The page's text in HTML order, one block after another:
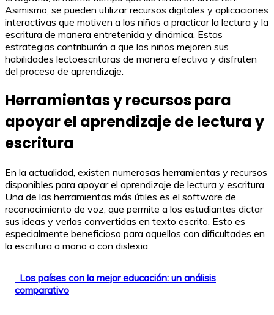
Asimismo, se pueden utilizar recursos digitales y aplicaciones
interactivas que motiven a los niños a practicar la lectura y la
escritura de manera entretenida y dinámica. Estas
estrategias contribuirán a que los niños mejoren sus
habilidades lectoescritoras de manera efectiva y disfruten
del proceso de aprendizaje.
Herramientas y recursos para
apoyar el aprendizaje de lectura y
escritura
En la actualidad, existen numerosas herramientas y recursos
disponibles para apoyar el aprendizaje de lectura y escritura.
Una de las herramientas más útiles es el software de
reconocimiento de voz, que permite a los estudiantes dictar
sus ideas y verlas convertidas en texto escrito. Esto es
especialmente beneficioso para aquellos con dificultades en
la escritura a mano o con dislexia.
Los países con la mejor educación: un análisis
comparativo